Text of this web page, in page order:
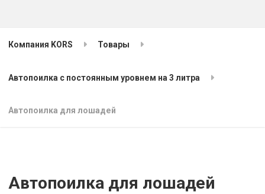
Компания KORS Товары
Автопоилка с постоянным уровнем на 3 литра
Автопоилка для лошадей
Автопоилка для лошадей